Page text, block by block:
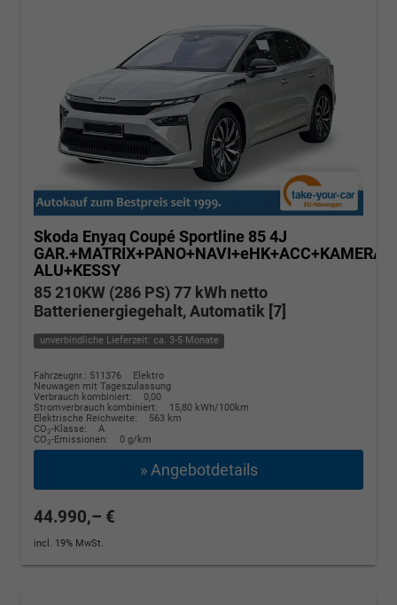
Skoda Enyaq CoupéSportline 85 4J
ALU+KESSY
85 210KW (286 PS) 77 kWh netto
Batterienergiegehalt, Automatik [7]
unverbindliche Lieferzeit: ca. 3-5 Monate
Fahrzeugnr.: 511376
Elektro
Neuwagen mit Tageszulassung
Verbrauch kombiniert:
0,00
Stromverbrauch kombiniert:
15,80 kWh/100km
Elektrische Reichweite:
563 km
CO2-Klasse:
A
CO2-Emissionen: 0 g/km
» Angebotdetails
44.990,– €
incl. 19% MwSt.